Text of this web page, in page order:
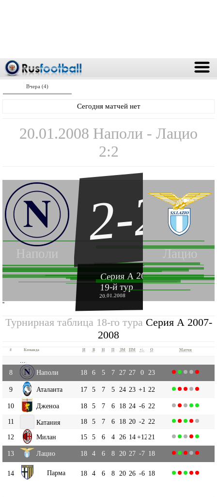
Вчера (4)
Сегодня матчей нет
20.01.2008 Наполи - Лацио
2:2
Наполи Лацио
2-2
Серия А 2007-2008
19-й тур
20.01.2008
''
Турнирная таблица 18-го тура Серия А 2007-
2008
# Команда И В Н П ЗМ ПМ +|- О Матчи
8
Наполи 18 6 5 7 27 27 0 23
9 Аталанта 17 5 7 5 24 23 +1 22
10 Дженоа 18 5 7 6 18 24 -6 22
11
Катания 18 5 7 6 18 20 -2 22
12
Милан 15 5 6 4 26 14+12 21
13 Лацио 18 4 6 8 20 27 -7 18
14 Парма 18 4 6 8 20 26 -6 18